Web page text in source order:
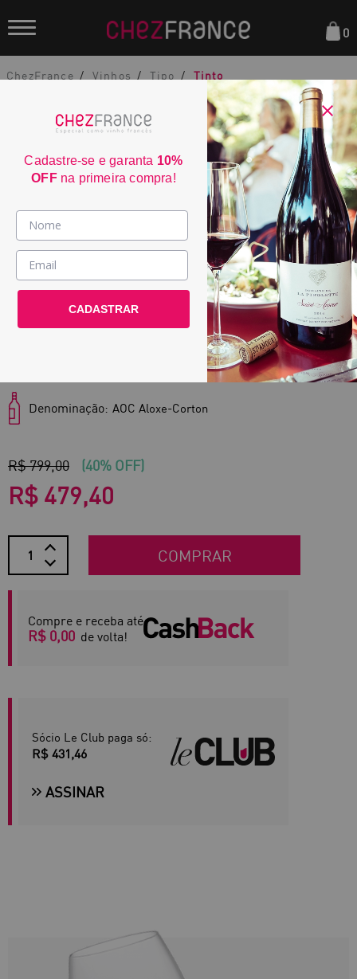
Vinhos >
País / Região >
Le Club >
0
ChezFrance Vinhos Tipo Tinto
Domaine Machard de Gramont Aloxe-
Corton Les Morais 2023
2287
Denominação: AOC Aloxe-Corton
R$ 799,00 (40% OFF)
R$ 479,40
COMPRAR
Compre e receba até
R$ 0,00 de volta!
Sócio Le Club paga só:
R$ 431,46
ASSINAR
Cadastre-se e garanta 10%
OFFna primeira compra!
CADASTRAR